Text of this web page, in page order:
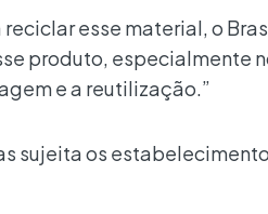
esse material, o
produto, especialmente
e a reutilização.”
sujeita os